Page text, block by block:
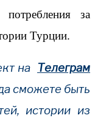
за
Турции.
на Телеграм
сможете быть
истории из